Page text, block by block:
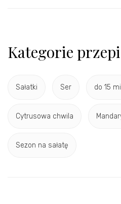
Kategorie
Sałatki Ser do 15
Cytrusowa chwila
Sezon na sałatę